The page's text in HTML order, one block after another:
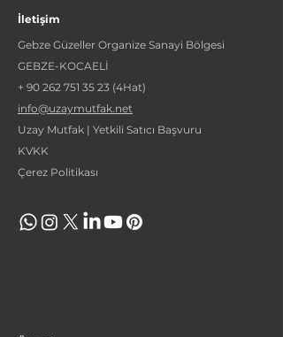
İletişim
Gebze Güzeller Organize Sanayi Bölgesi
GEBZE-KOCAELİ
+ 90 262 751 35 23 (4Hat)
info@uzaymutfak.net
Uzay Mutfak | Yetkili Satıcı Başvuru
KVKK
Çerez Politikası